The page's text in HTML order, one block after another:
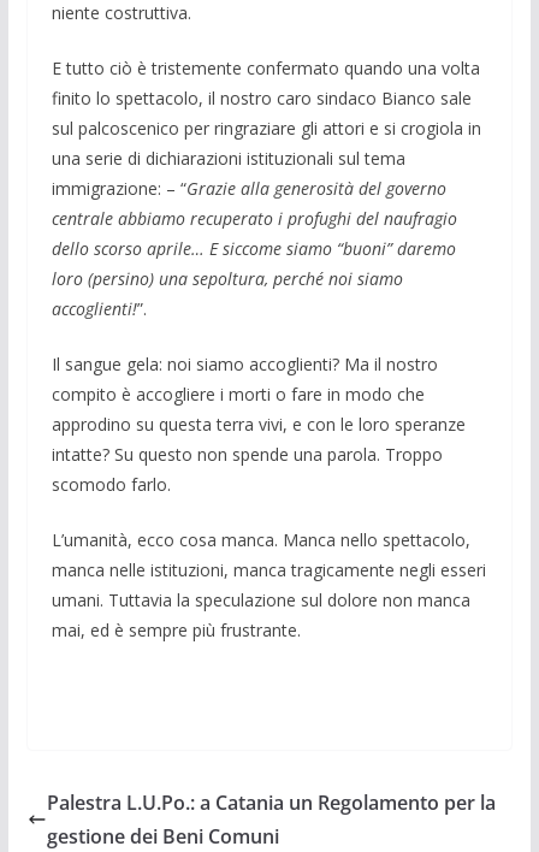
niente costruttiva.
E tutto ciò è tristemente confermato quando una volta
finito lo spettacolo, il nostro caro sindaco Bianco sale
sul palcoscenico per ringraziare gli attori e si crogiola in
una serie di dichiarazioni istituzionali sul tema
immigrazione: – “Grazie alla generosità del governo
centrale abbiamo recuperato i profughi del naufragio
dello scorso aprile… E siccome siamo “buoni” daremo
loro (persino) una sepoltura, perché noi siamo
accoglienti!”.
Il sangue gela: noi siamo accoglienti? Ma il nostro
compito è accogliere i morti o fare in modo che
approdino su questa terra vivi, e con le loro speranze
intatte? Su questo non spende una parola. Troppo
scomodo farlo.
L’umanità, ecco cosa manca. Manca nello spettacolo,
manca nelle istituzioni, manca tragicamente negli esseri
umani. Tuttavia la speculazione sul dolore non manca
mai, ed è sempre più frustrante.
Palestra L.U.Po.: a Catania un Regolamento per la
gestione dei Beni Comuni